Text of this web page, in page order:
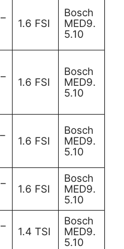
1.6 FSI
Bosch
MED9.
5.10
1.6 FSI
Bosch
MED9.
5.10
1.6 FSI
Bosch
MED9.
5.10
1.6 FSI
Bosch
MED9.
5.10
1.4 TSI
Bosch
MED9.
5.10